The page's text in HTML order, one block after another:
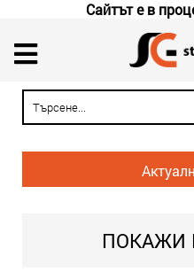
Сайтът е в
ПОКАЖИ